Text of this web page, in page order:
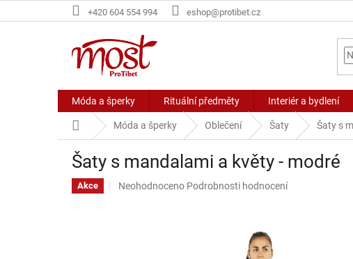
na
+420 604 554 994 eshop@protibet.cz
Móda a šperky Rituální předměty Interiér a bydlení
Domů Móda a šperky Oblečení Šaty Šaty s
Šaty s mandalami a květy - modré
Akce
Průměrné
Neohodnoceno Podrobnosti hodnocení